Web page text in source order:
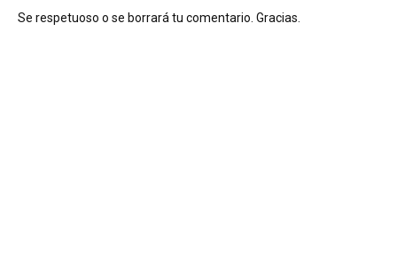
Se respetuoso o se borrará tu comentario. Gracias.